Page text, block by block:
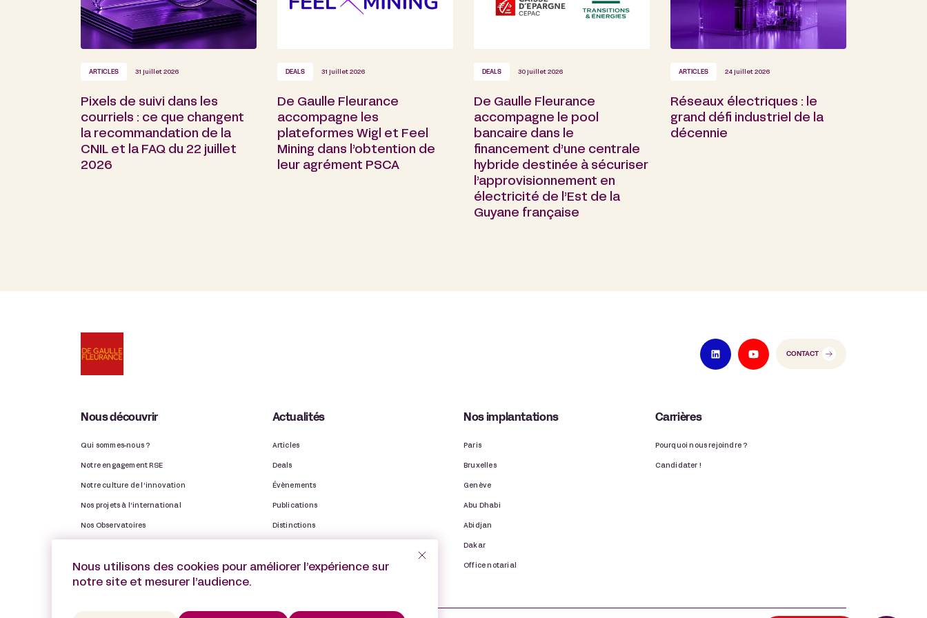
ARTICLES 31 juillet 2026
Pixels de suivi dans les
courriels : ce que changent
la recommandation de la
CNIL et la FAQ du 22 juillet
2026
DEALS 31 juillet 2026
De Gaulle Fleurance
accompagne les
plateformes Wigl et Feel
Mining dans l’obtention de
leur agrément PSCA
DEALS 30 juillet 2026
De Gaulle Fleurance
accompagne le pool
bancaire dans le
financement d’une centrale
hybride destinée à sécuriser
l’approvisionnement en
électricité de l’Est de la
Guyane française
ARTICLES 24 juillet 2026
Réseaux électriques : le
grand défi industriel de la
décennie
CONTACT
Nous découvrir
Qui sommes-nous ?
Notre engagement RSE
Notre culture de l’innovation
Nos projets à l’international
Nos Observatoires
Actualités
Articles
Deals
Évènements
Publications
Distinctions
Nos implantations
Paris
Bruxelles
Genève
Abu Dhabi
Abidjan
Dakar
Office notarial
Carrières
Pourquoi nous rejoindre ?
Candidater !
Nous utilisons des cookies pour améliorer l’expérience sur
notre site et mesurer l’audience.